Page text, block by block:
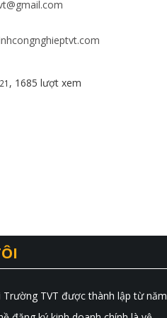
, 1685 lượt xem
TVT được thành lập từ năm